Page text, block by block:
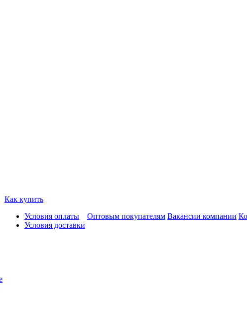
Как купить
Условия оплаты
Условия доставки
Оптовым покупателям Вакансии компании